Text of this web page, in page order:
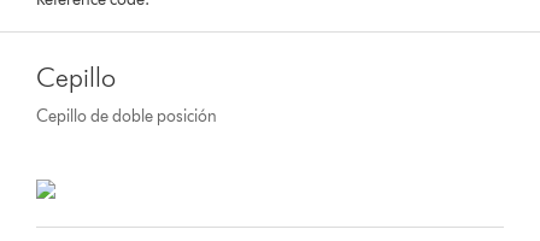
Cepillo
Cepillo de doble posición